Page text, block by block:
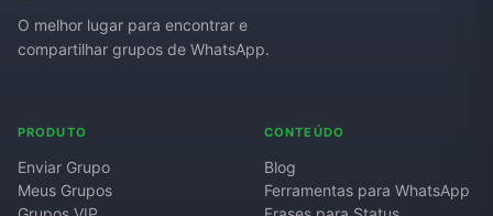
O melhor lugar para encontrar e
compartilhar grupos de WhatsApp.
PRODUTO
Enviar Grupo
Meus Grupos
CONTEÚDO
Blog
Ferramentas para WhatsApp